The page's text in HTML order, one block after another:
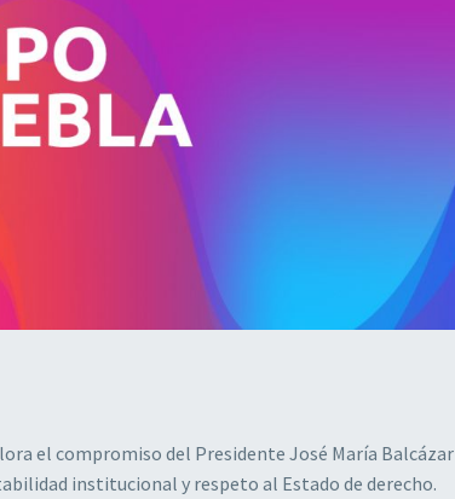
el compromiso del Presidente José María Balcázar
institucional y respeto al Estado de derecho.